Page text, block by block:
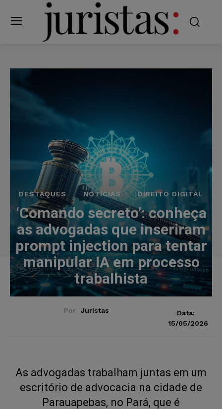
DESTAQUES NOTÍCIAS DIREITO DIGITAL
‘Comando secreto’: conheça
as advogadas que inseriram
prompt injection para tentar
manipular IA em processo
trabalhista
Por Juristas
Data:
15/05/2026
As advogadas trabalham juntas em um
escritório de advocacia na cidade de
Parauapebas, no Pará, que é